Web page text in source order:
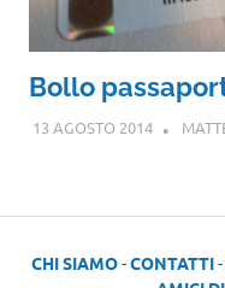
Bollo
13 AGOSTO 2014
CHI SIAMO-CONTATTI-